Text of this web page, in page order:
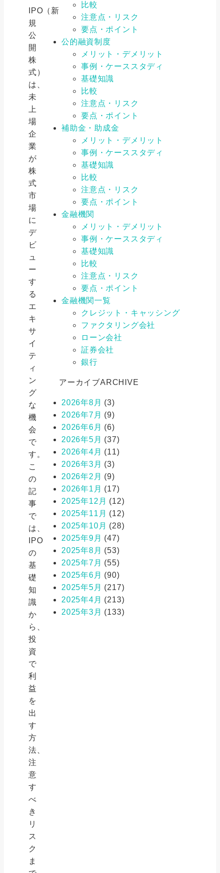
IPO（新
規
公
開
株
式）
は、
未
上
場
企
業
が
株
式
市
場
に
デ
ビ
ュ
ー
す
る
エ
キ
サ
イ
テ
ィ
ン
グ
な
機
会
で
す。
こ
の
記
事
で
は、
IPO
の
基
礎
知
識
か
ら、
投
資
で
利
益
を
出
す
方
法、
注
意
す
べ
き
リ
ス
ク
ま
比較
注意点・リスク
要点・ポイント
公的融資制度
メリット・デメリット
事例・ケーススタディ
基礎知識
比較
注意点・リスク
要点・ポイント
補助金・助成金
メリット・デメリット
事例・ケーススタディ
基礎知識
比較
注意点・リスク
要点・ポイント
金融機関
メリット・デメリット
事例・ケーススタディ
基礎知識
比較
注意点・リスク
要点・ポイント
金融機関一覧
クレジット・キャッシング
ファクタリング会社
ローン会社
証券会社
銀行
アーカイブARCHIVE
2026年8月 (3)
2026年7月 (9)
2026年6月 (6)
2026年5月 (37)
2026年4月 (11)
2026年3月 (3)
2026年2月 (9)
2026年1月 (17)
2025年12月 (12)
2025年11月 (12)
2025年10月 (28)
2025年9月 (47)
2025年8月 (53)
2025年7月 (55)
2025年6月 (90)
2025年5月 (217)
2025年4月 (213)
2025年3月 (133)